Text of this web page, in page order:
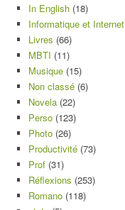
In English (18)
Informatique et Internet
Livres (66)
MBTI (11)
Musique (15)
Non classé (6)
Novela (22)
Perso (123)
Photo (26)
Productivité (73)
Prof (31)
Réflexions (253)
Romano (118)